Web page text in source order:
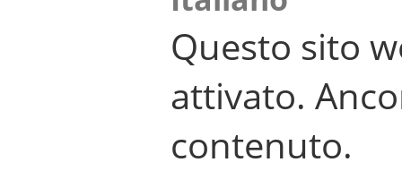
Questo sito
attivato.
contenuto.